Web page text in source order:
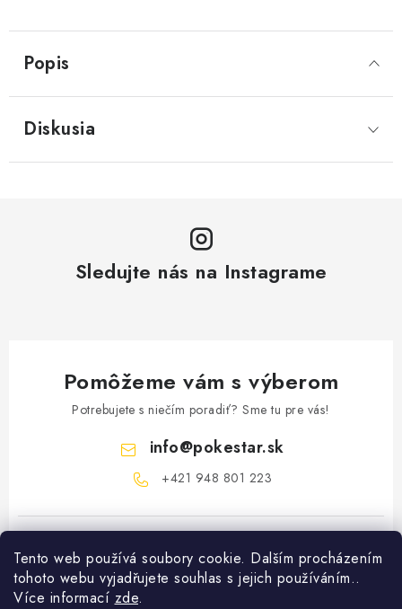
Tento web používá soubory cookie. Dalším procházením
tohoto webu vyjadřujete souhlas s jejich používáním..
Více informací zde.
Popis
Diskusia
Sledujte nás na Instagrame
Pomôžeme vám s výberom
Potrebujete s niečím poradiť? Sme tu pre vás!
info@pokestar.sk
‪+421 948 801 223